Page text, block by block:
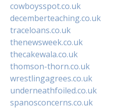
cowboysspot.co.uk
decemberteaching.co.uk
traceloans.co.uk
thenewsweek.co.uk
thecakewala.co.uk
thomson-thorn.co.uk
wrestlingagrees.co.uk
underneathfoiled.co.uk
spanosconcerns.co.uk